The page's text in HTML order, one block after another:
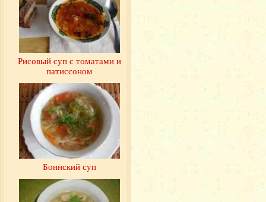
Рисовый суп с томатами и
патиссоном
Боннский суп